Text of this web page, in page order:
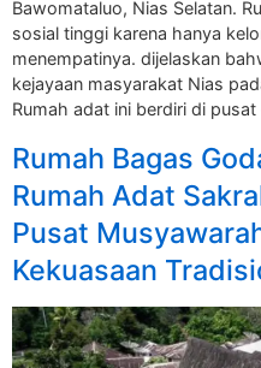
Bawomataluo, Nias Selatan.
sosial tinggi karena hanya
menempatinya. dijelaskan
kejayaan masyarakat Nias
Rumah adat ini berdiri di
Rumah Bagas
Rumah Adat
Pusat
Kekuasaan